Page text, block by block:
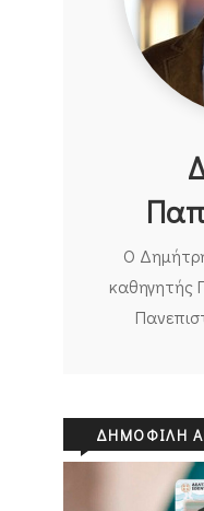
Ο
καθηγητής
ΔΗΜΟΦΙΛΉ